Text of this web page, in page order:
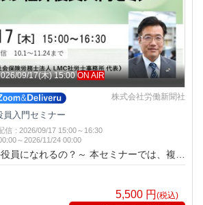
09/17(木) 15:00ON AIR
株式会社労働新聞社
員入門セミナー
信 : 2026/09/17 15:00～16:30
～2026/11/24 00:00
の？～ 本セミナーでは、複数
いる蒲島社労士に社外役員について解説
5,500 円(税込)